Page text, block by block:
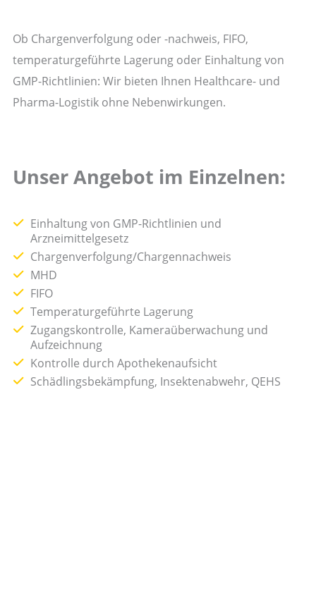
Ob Chargenverfolgung oder -nachweis, FIFO,
temperaturgeführte Lagerung oder Einhaltung von
GMP-Richtlinien: Wir bieten Ihnen Healthcare- und
Pharma-Logistik ohne Nebenwirkungen.
Unser Angebot im Einzelnen:
Einhaltung von GMP-Richtlinien und
Arzneimittelgesetz
Chargenverfolgung/Chargennachweis
MHD
FIFO
Temperaturgeführte Lagerung
Zugangskontrolle, Kameraüberwachung und
Aufzeichnung
Kontrolle durch Apothekenaufsicht
Schädlingsbekämpfung, Insektenabwehr, QEHS